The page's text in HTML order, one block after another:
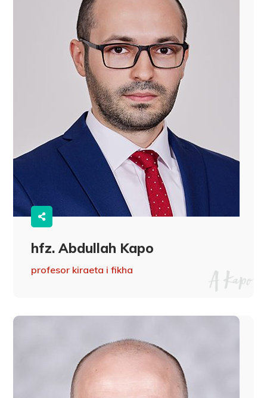
hfz. Abdullah Kapo
profesor kiraeta i fikha